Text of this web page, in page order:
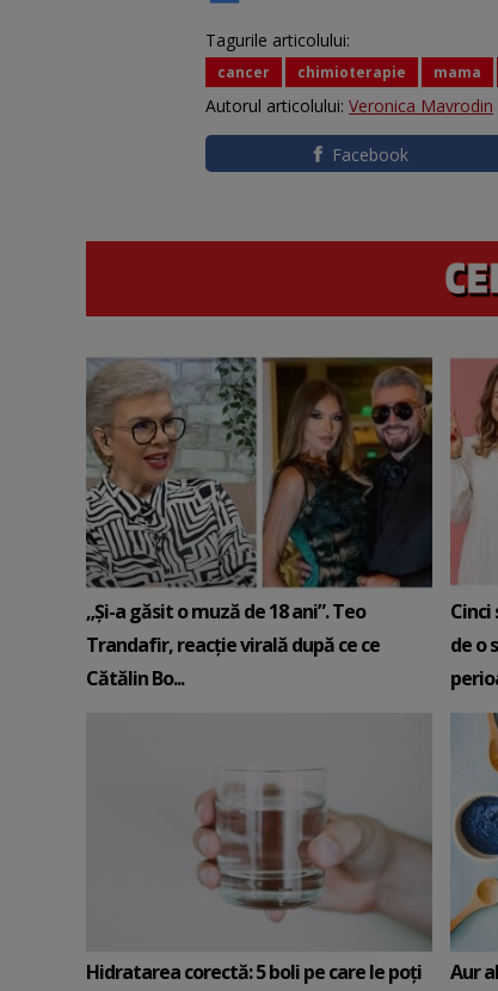
Tagurile articolului:
cancer chimioterapie mama
Autorul articolului: Veronica Mavrodin
Facebook
„Și-a găsit o muză de 18 ani”. Teo
Trandafir, reacție virală după ce ce
Cătălin Bo...
de o
Hidratarea corectă: 5 boli pe care le poți Aur